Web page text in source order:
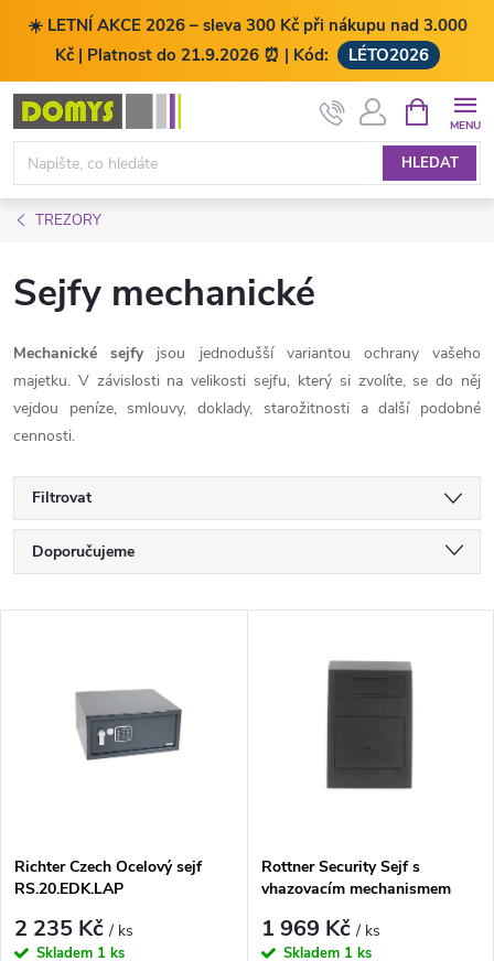
☀️ LETNÍ AKCE 2026 – sleva 300 Kč při nákupu nad 3.000
Kč | Platnost do 21.9.2026 ⏰ | Kód:
LÉTO2026
Přejít
obsah
HLEDAT
NÁKUPNÍ
KOŠÍK
TREZORY
Sejfy mechanické
Mechanické sejfyjsou jednodušší variantou ochrany vašeho
majetku. V závislosti na velikosti sejfu, který si zvolíte, se do něj
vejdou peníze, smlouvy, doklady, starožitnosti a další podobné
cennosti.
Filtrovat
Ř
a
p
r
Doporučujeme
Nejprodávanější
Abecedně
s
p
Richter Czech Ocelový sejf
RS.20.EDK.LAP
2 235 Kč/ ks
Skladem 1 ks
Rottner Security Sejf s
vhazovacím mechanismem
1 969 Kč/ ks
Skladem 1 ks